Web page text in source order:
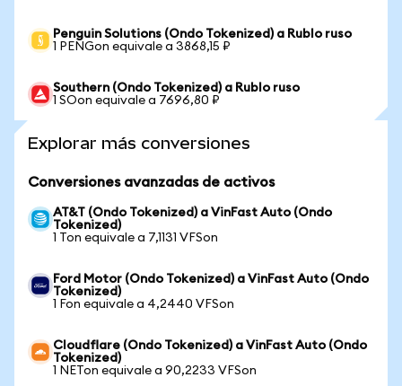
Penguin Solutions (Ondo Tokenized) a Rublo ruso
1 PENGon equivale a 3868,15 ₽
Southern (Ondo Tokenized) a Rublo ruso
1 SOon equivale a 7696,80 ₽
Explorar más conversiones
Conversiones avanzadas de activos
AT&T (Ondo Tokenized) a VinFast Auto (Ondo
Tokenized)
1 Ton equivale a 7,1131 VFSon
Ford Motor (Ondo Tokenized) a VinFast Auto (Ondo
Tokenized)
1 Fon equivale a 4,2440 VFSon
Cloudflare (Ondo Tokenized) a VinFast Auto (Ondo
Tokenized)
1 NETon equivale a 90,2233 VFSon